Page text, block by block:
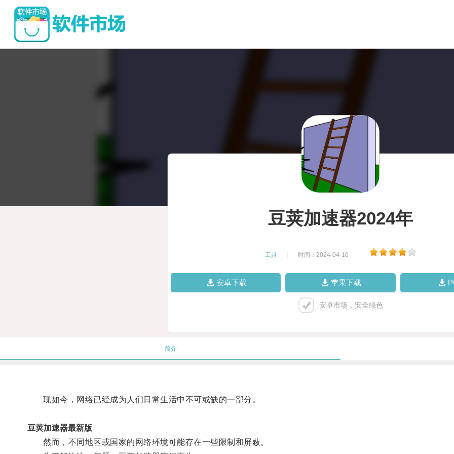
豆荚加速器2024年
工具 时间：2024-04-10
安卓下载 苹果下载
安卓市场，安全绿色
简介
现如今，网络已经成为人们日常生活中不可或缺的一部分。
豆荚加速器最新版
然而，不同地区或国家的网络环境可能存在一些限制和屏蔽。